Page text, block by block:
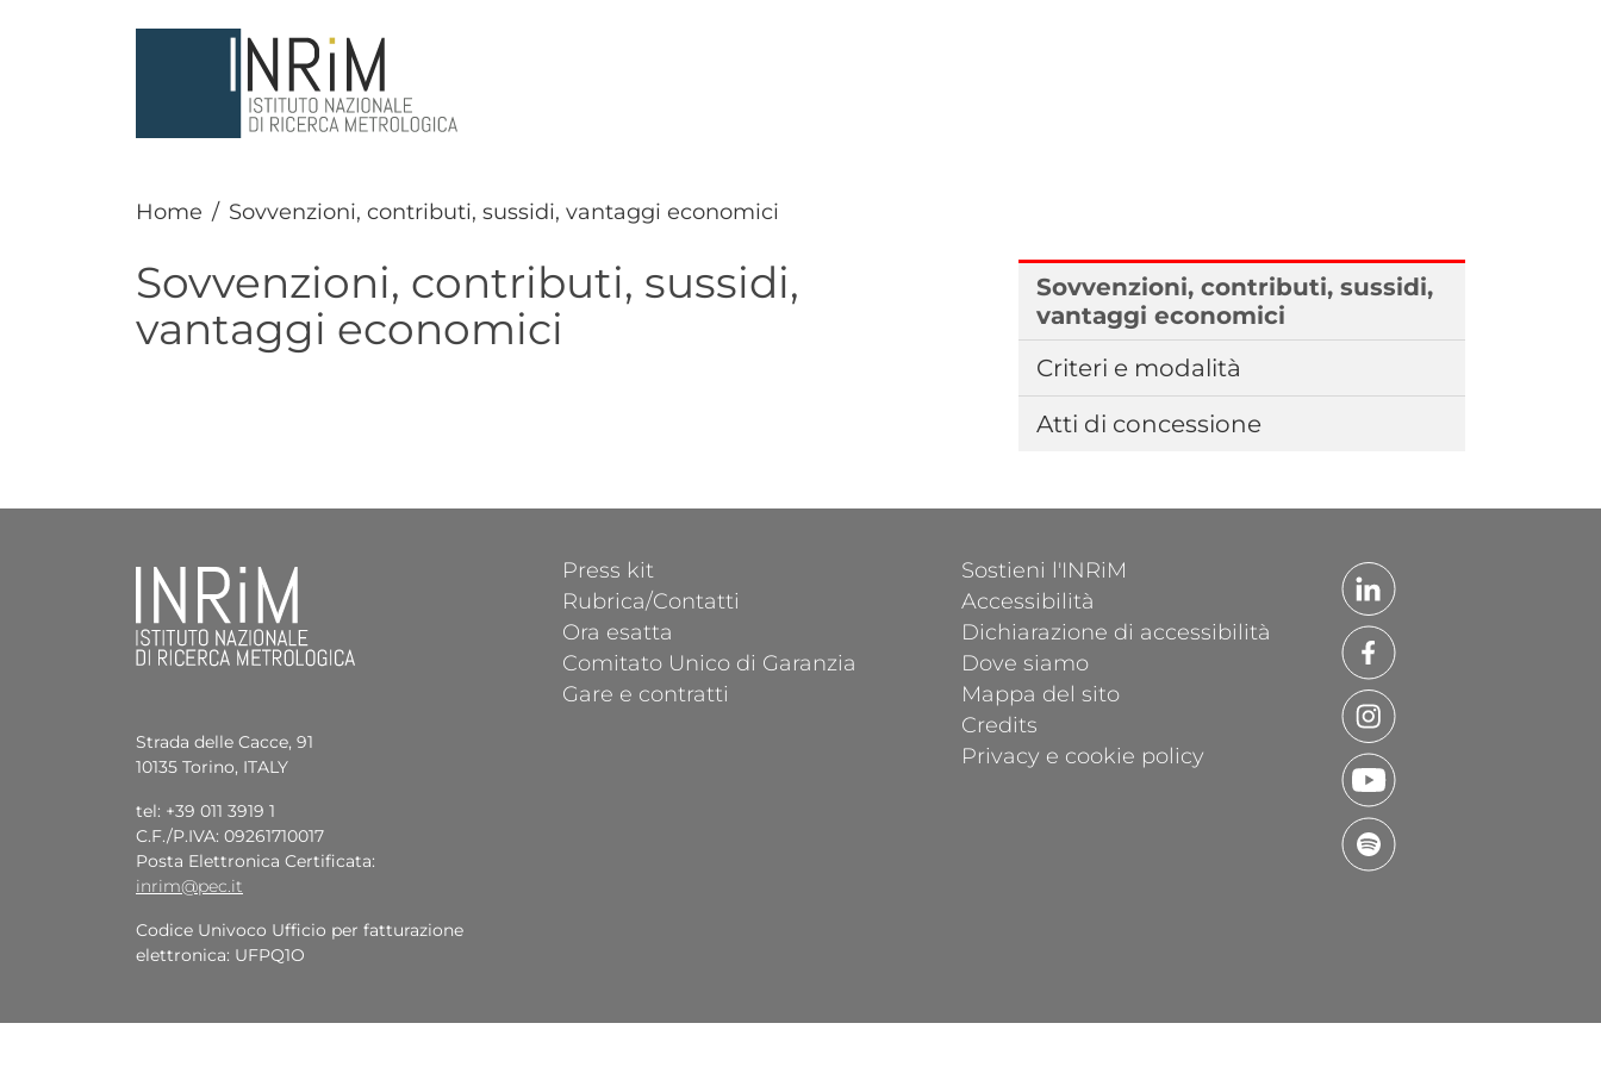
Home Sovvenzioni, contributi, sussidi, vantaggi economici
Sovvenzioni, contributi, sussidi,
vantaggi economici
Sovvenzioni, contributi, sussidi,
vantaggi economici
Criteri e modalità
Atti di concessione
Strada delle Cacce, 91
10135 Torino, ITALY
tel: +39 011 3919 1
C.F./P.IVA: 09261710017
Posta Elettronica Certificata:
inrim@pec.it
Codice Univoco Ufficio per fatturazione
elettronica: UFPQ1O
FOOTER 1
Press kit
Rubrica/Contatti
Ora esatta
Comitato Unico di Garanzia
Gare e contratti
FOOTER 2
Sostieni l'INRiM
Accessibilità
Dichiarazione di accessibilità
Dove siamo
Mappa del sito
Credits
Privacy e cookie policy